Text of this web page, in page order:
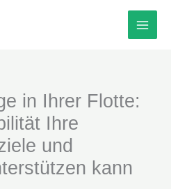
in Ihrer Flotte:
Ihre
und
kann